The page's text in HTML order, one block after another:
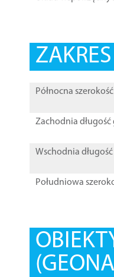
Północna
Zachodnia
Wschodnia
Południowa